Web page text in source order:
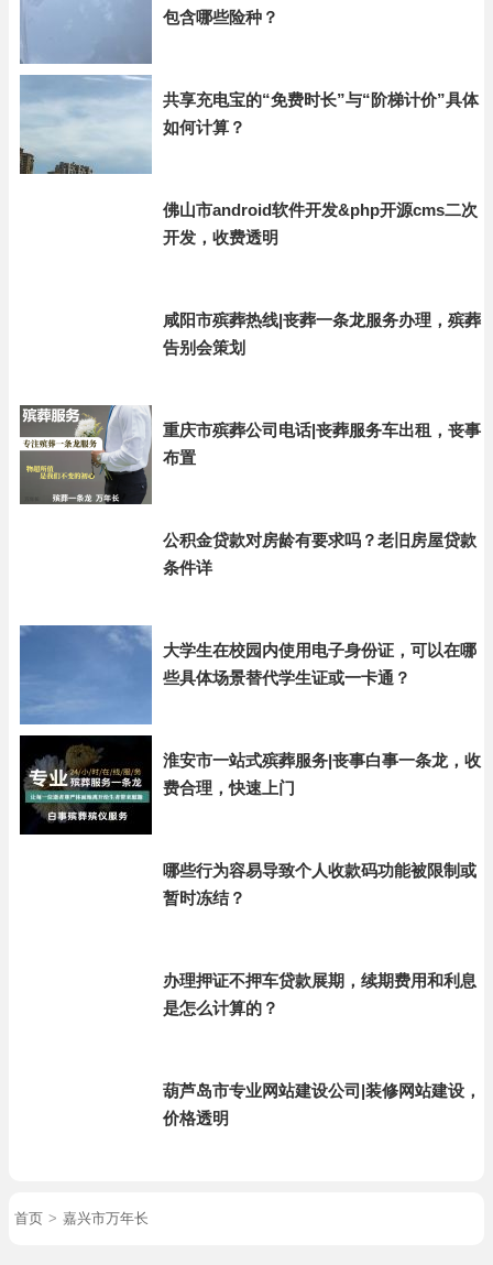
包含哪些险种？
共享充电宝的“免费时长”与“阶梯计价”具体
如何计算？
佛山市android软件开发&php开源cms二次
开发，收费透明
咸阳市殡葬热线|丧葬一条龙服务办理，殡葬
告别会策划
重庆市殡葬公司电话|丧葬服务车出租，丧事
布置
公积金贷款对房龄有要求吗？老旧房屋贷款
条件详
大学生在校园内使用电子身份证，可以在哪
些具体场景替代学生证或一卡通？
淮安市一站式殡葬服务|丧事白事一条龙，收
费合理，快速上门
哪些行为容易导致个人收款码功能被限制或
暂时冻结？
办理押证不押车贷款展期，续期费用和利息
是怎么计算的？
葫芦岛市专业网站建设公司|装修网站建设，
价格透明
首页 > 嘉兴市万年长